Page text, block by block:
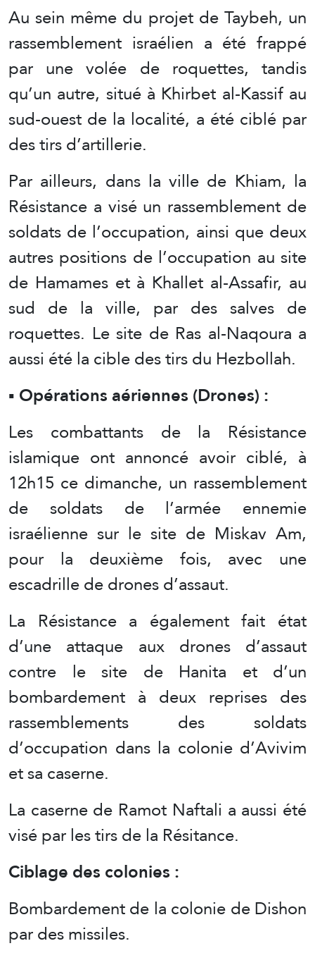
Au sein même du projet de Taybeh, un
rassemblement israélien a été frappé
par une volée de roquettes, tandis
qu’un autre, situé à Khirbet al-Kassif au
sud-ouest de la localité, a été ciblé par
des tirs d’artillerie.
Par ailleurs, dans la ville de Khiam, la
Résistance a visé un rassemblement de
soldats de l’occupation, ainsi que deux
autres positions de l’occupation au site
de Hamames et à Khallet al-Assafir, au
sud de la ville, par des salves de
roquettes. Le site de Ras al-Naqoura a
aussi été la cible des tirs du Hezbollah.
▪️ Opérations aériennes (Drones) :
Les combattants de la Résistance
islamique ont annoncé avoir ciblé, à
12h15 ce dimanche, un rassemblement
de soldats de l’armée ennemie
israélienne sur le site de Miskav Am,
pour la deuxième fois, avec une
escadrille de drones d’assaut.
La Résistance a également fait état
d’une attaque aux drones d’assaut
contre le site de Hanita et d’un
bombardement à deux reprises des
rassemblements des soldats
d’occupation dans la colonie d’Avivim
et sa caserne.
La caserne de Ramot Naftali a aussi été
visé par les tirs de la Résitance.
Ciblage des colonies :
Bombardement de la colonie de Dishon
par des missiles.